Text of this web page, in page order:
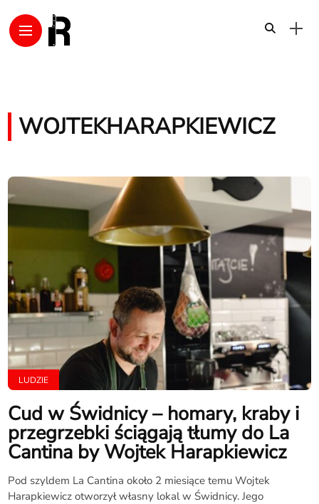
WOJTEKHARAPKIEWICZ
LUDZIE
Cud w Świdnicy – homary, kraby i
przegrzebki ściągają tłumy do La
Cantina by Wojtek Harapkiewicz
Pod szyldem La Cantina około 2 miesiące temu Wojtek
Harapkiewicz otworzył własny lokal w Świdnicy. Jego